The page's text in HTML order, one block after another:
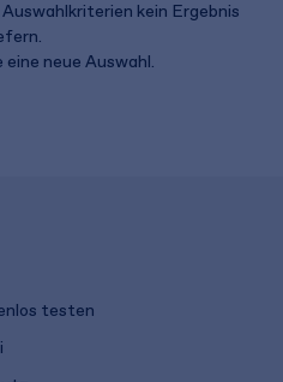
kein Ergebnis
neue Auswahl.
testen